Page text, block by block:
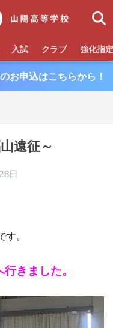
入試 クラブ 強化指
お申込はこちらから！
遠征～
日
す。
きました。